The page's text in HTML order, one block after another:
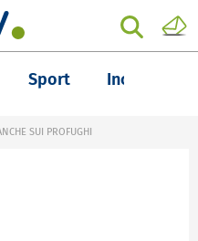
Sport Inchieste
SUI PROFUGHI